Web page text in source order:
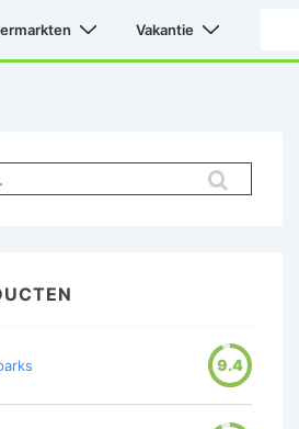
Vakantie
9.4